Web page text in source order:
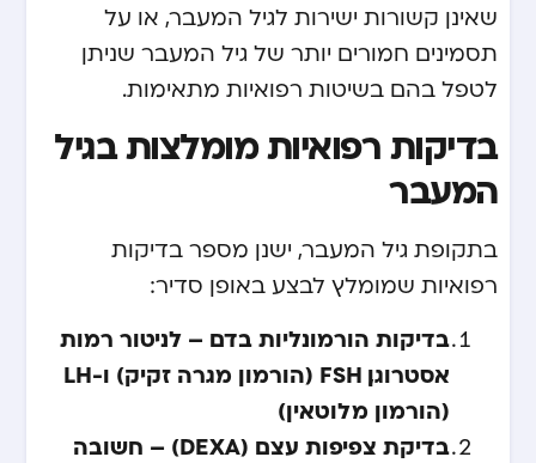
שאינן קשורות ישירות לגיל המעבר, או על
תסמינים חמורים יותר של גיל המעבר שניתן
לטפל בהם בשיטות רפואיות מתאימות.
בדיקות רפואיות מומלצות בגיל
המעבר
בתקופת גיל המעבר, ישנן מספר בדיקות
רפואיות שמומלץ לבצע באופן סדיר:
בדיקות הורמונליות בדם – לניטור רמות
אסטרוגן, FSH (הורמון מגרה זקיק) ו-LH
(הורמון מלוטאין)
בדיקת צפיפות עצם (DEXA) – חשובה